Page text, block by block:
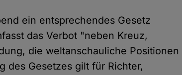
ein entsprechendes Gesetz
das Verbot "neben Kreuz,
die weltanschauliche Positionen
des Gesetzes gilt für Richter,